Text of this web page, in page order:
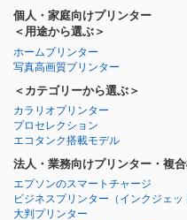
個人・家庭向けプリンター
＜用途から選ぶ＞
ホームプリンター
写真高画質プリンター
＜カテゴリーから選ぶ＞
カラリオプリンター
プロセレクション
エコタンク搭載モデル
法人・業務向けプリンター・複
エプソンのスマートチャージ
ビジネスプリンター （インクジェ
大判プリンター